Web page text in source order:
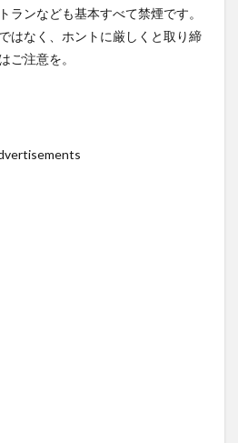
ランなども基本すべて禁煙です。
はなく、ホントに厳しくと取り締
ご注意を。